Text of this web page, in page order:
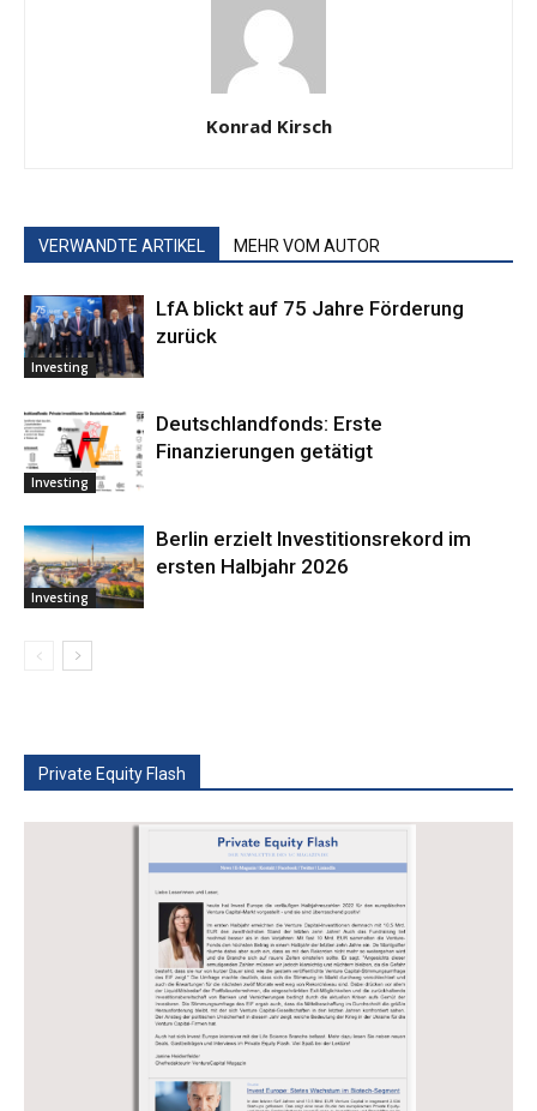
Konrad Kirsch
VERWANDTE ARTIKEL MEHR VOM AUTOR
Investing
LfA blickt auf 75 Jahre Förderung
zurück
Investing
Deutschlandfonds: Erste
Finanzierungen getätigt
Investing
Berlin erzielt Investitionsrekord im
ersten Halbjahr 2026
Private Equity Flash